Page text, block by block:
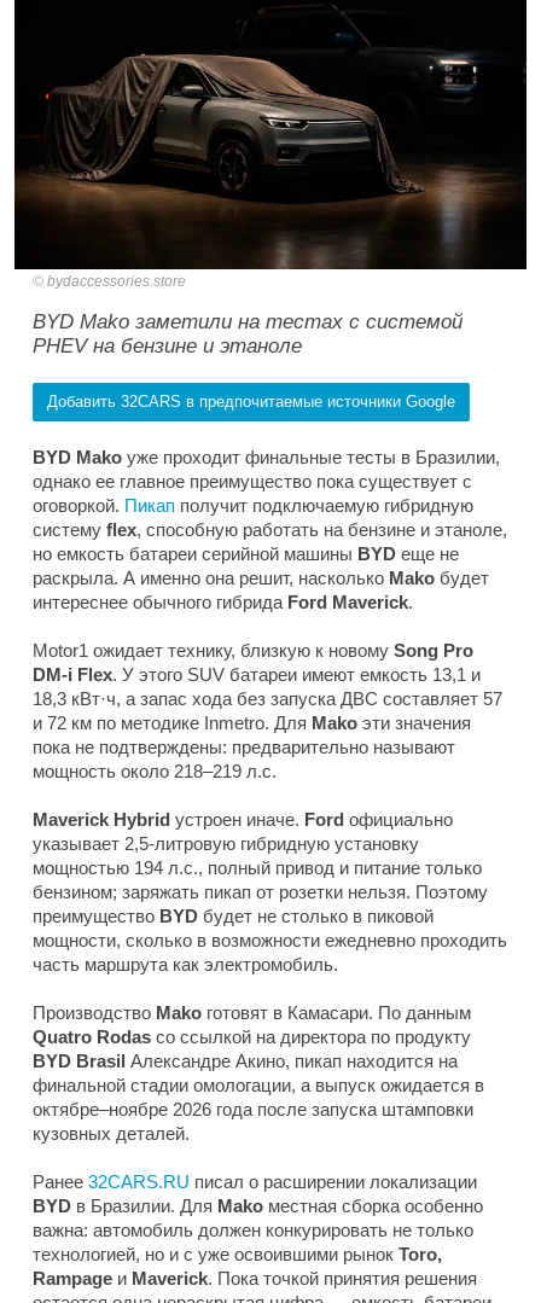
bydaccessories.store
BYD Mako заметили на тестах с системой
PHEV на бензине и этаноле
Добавить 32CARS в предпочитаемые источники Google
BYD Mako уже проходит финальные тесты в Бразилии,
однако ее главное преимущество пока существует с
оговоркой. Пикап получит подключаемую гибридную
систему flex, способную работать на бензине и этаноле,
но емкость батареи серийной машины BYD еще не
раскрыла. А именно она решит, насколько Mako будет
интереснее обычного гибрида Ford Maverick.
Motor1 ожидает технику, близкую к новому Song Pro
DM-i Flex. У этого SUV батареи имеют емкость 13,1 и
18,3 кВт·ч, а запас хода без запуска ДВС составляет 57
и 72 км по методике Inmetro. Для Mako эти значения
пока не подтверждены: предварительно называют
мощность около 218–219 л.с.
Maverick Hybrid устроен иначе. Ford официально
указывает 2,5-литровую гибридную установку
мощностью 194 л.с., полный привод и питание только
бензином; заряжать пикап от розетки нельзя. Поэтому
преимущество BYD будет не столько в пиковой
мощности, сколько в возможности ежедневно проходить
часть маршрута как электромобиль.
Производство Mako готовят в Камасари. По данным
Quatro Rodas со ссылкой на директора по продукту
BYD Brasil Александре Акино, пикап находится на
финальной стадии омологации, а выпуск ожидается в
октябре–ноябре 2026 года после запуска штамповки
кузовных деталей.
Ранее 32CARS.RU писал о расширении локализации
BYD в Бразилии. Для Mako местная сборка особенно
важна: автомобиль должен конкурировать не только
технологией, но и с уже освоившими рынок Toro,
Rampage и Maverick. Пока точкой принятия решения